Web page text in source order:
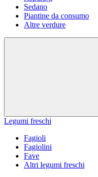
Sedano
Piantine da consumo
Altre verdure
Legumi freschi
Fagioli
Fagiolini
Fave
Altri legumi freschi